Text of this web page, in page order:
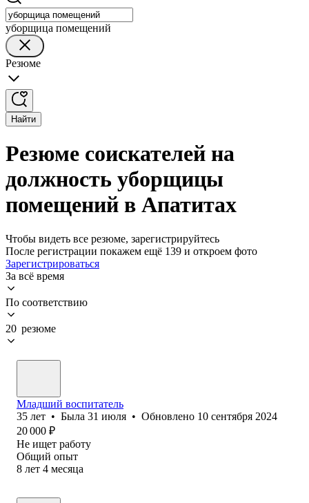
уборщица помещений
Резюме
Найти
Резюме соискателей на
должность уборщицы
помещений в Апатитах
Чтобы видеть все резюме, зарегистрируйтесь
После регистрации покажем ещё 139 и откроем фото
Зарегистрироваться
За всё время
По соответствию
20 резюме
Младший воспитатель
35 лет • Была 31 июля • Обновлено 10 сентября 2024
20 000 ₽
Не ищет работу
Общий опыт
8 лет 4 месяца